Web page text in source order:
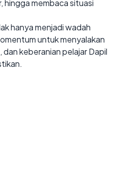
hingga membaca situasi
hanya menjadi wadah
untuk menyalakan
keberanian pelajar Dapil